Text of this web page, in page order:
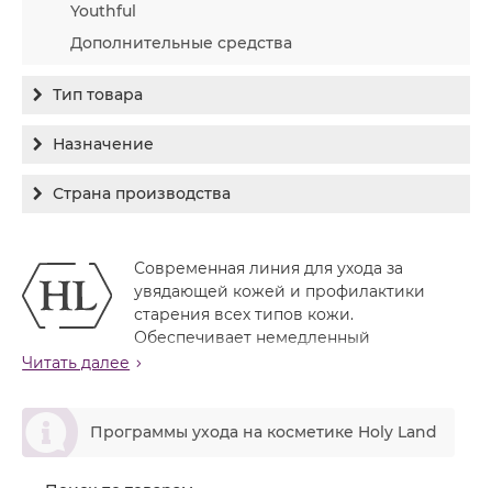
Youthful
Дополнительные средства
Тип товара
Бальзам
Концентрат
Крем солнцезащитный
Крем тональный
Мусс
Мыло
Назначение
Гиперпигментация
Заживление
Лечение акне
Обновление кожи
Очищение
Против морщин
Страна производства
Канада
Россия
Современная линия для ухода за
увядающей кожей и профилактики
старения всех типов кожи.
Обеспечивает немедленный
лифтинговый эффект и обладает пролонгированным
ингредиентов. Эксклюзивные ингредиенты линии
стимулируют синтез коллагена и межклеточного
вещества, повышают уровень влаги, тонус и
Читать далее
ဆ Программы ухода на косметике Holy Land